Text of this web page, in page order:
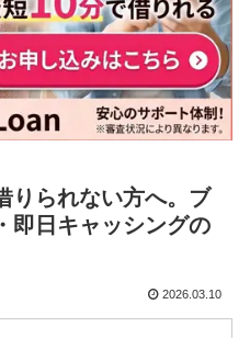
りられない方へ。ブ
即日キャッシングの
2026.03.10